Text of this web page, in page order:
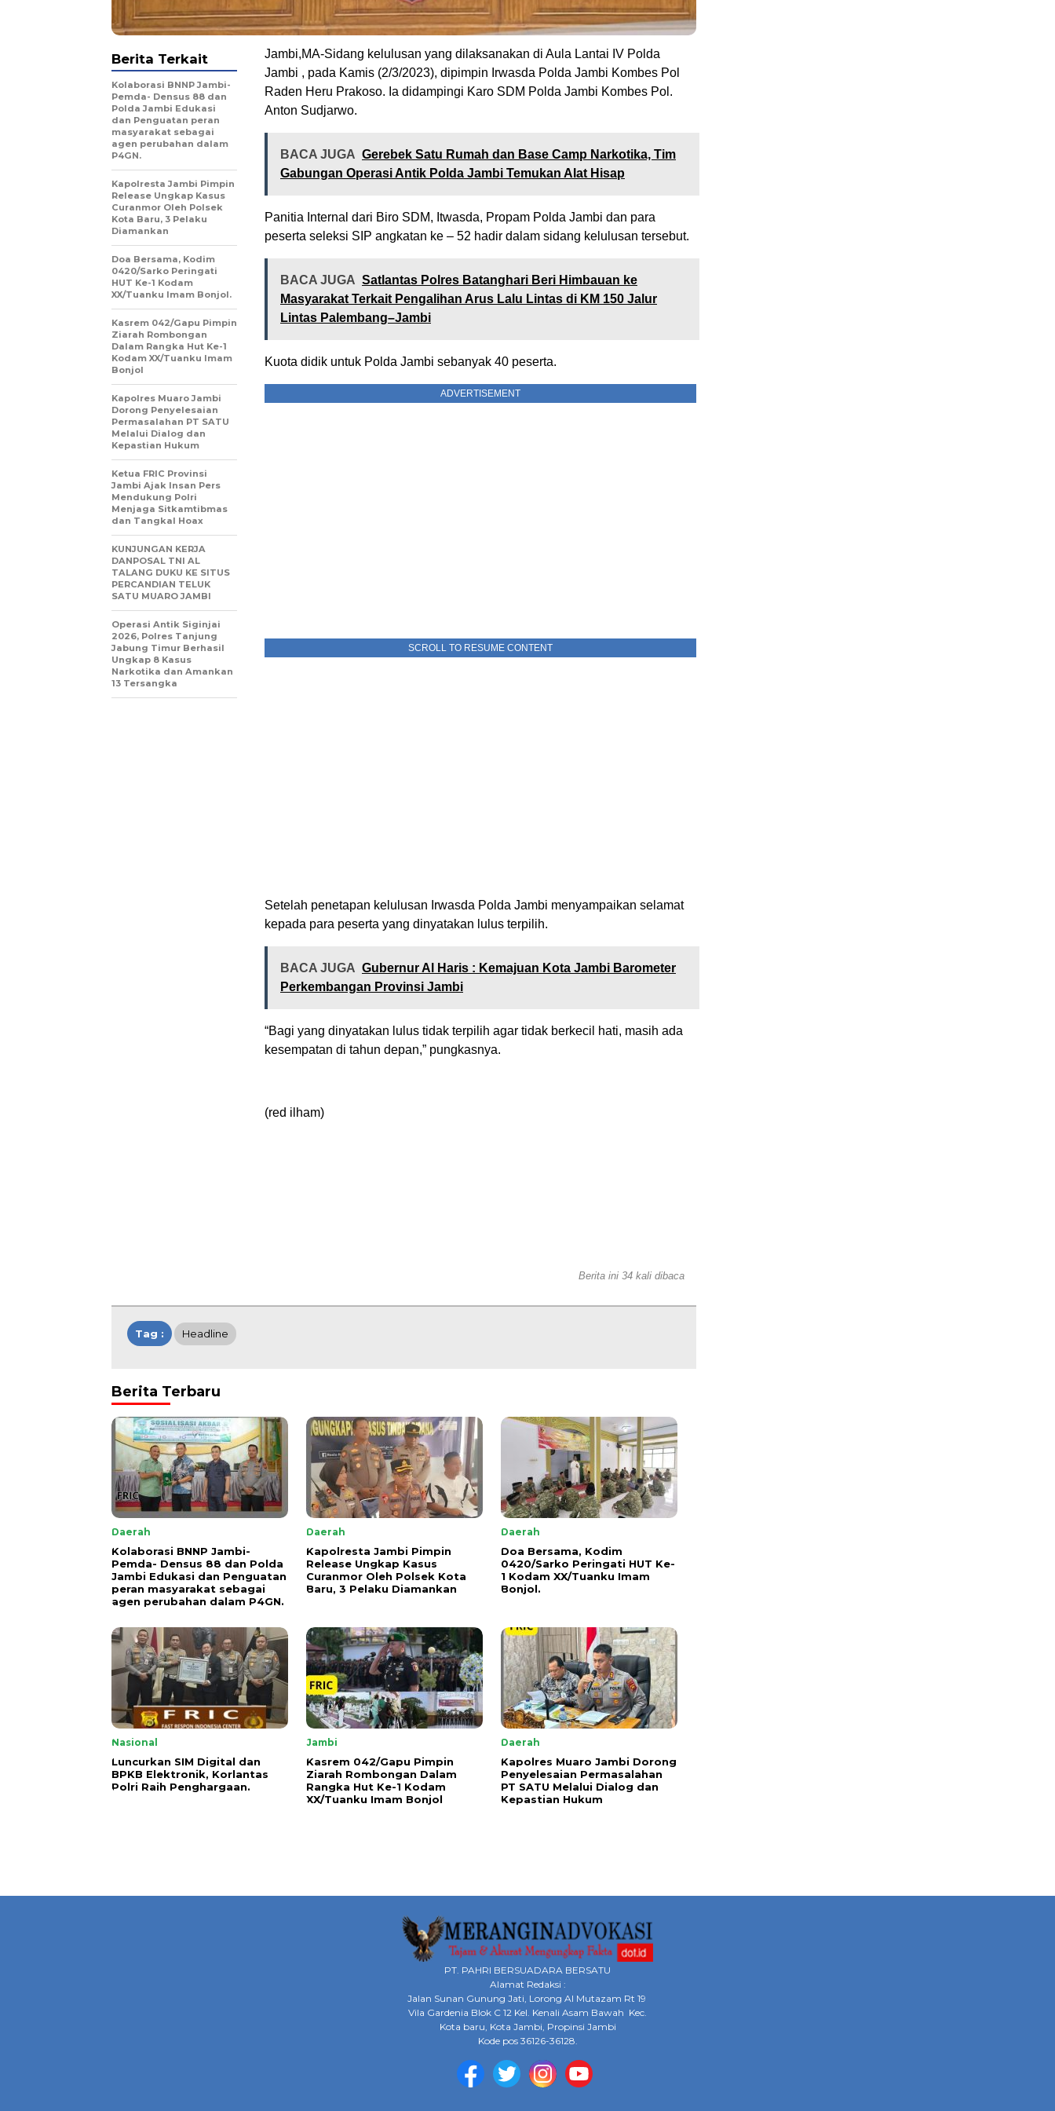
Jambi,MA-Sidang kelulusan yang dilaksanakan di Aula Lantai IV Polda
Jambi , pada Kamis (2/3/2023), dipimpin Irwasda Polda Jambi Kombes Pol
Raden Heru Prakoso. Ia didampingi Karo SDM Polda Jambi Kombes Pol.
Anton Sudjarwo.
BACA JUGA Gerebek Satu Rumah dan Base Camp Narkotika, Tim
Gabungan Operasi Antik Polda Jambi Temukan Alat Hisap
Panitia Internal dari Biro SDM, Itwasda, Propam Polda Jambi dan para
peserta seleksi SIP angkatan ke – 52 hadir dalam sidang kelulusan tersebut.
BACA JUGA Satlantas Polres Batanghari Beri Himbauan ke
Masyarakat Terkait Pengalihan Arus Lalu Lintas di KM 150 Jalur
Lintas Palembang–Jambi
Kuota didik untuk Polda Jambi sebanyak 40 peserta.
ADVERTISEMENT
SCROLL TO RESUME CONTENT
Setelah penetapan kelulusan Irwasda Polda Jambi menyampaikan selamat
kepada para peserta yang dinyatakan lulus terpilih.
BACA JUGA Gubernur Al Haris : Kemajuan Kota Jambi Barometer
Perkembangan Provinsi Jambi
“Bagi yang dinyatakan lulus tidak terpilih agar tidak berkecil hati, masih ada
kesempatan di tahun depan,” pungkasnya.
(red ilham)
Berita Terkait
Kolaborasi BNNP Jambi-
Pemda- Densus 88 dan
Polda Jambi Edukasi
dan Penguatan peran
masyarakat sebagai
agen perubahan dalam
P4GN.
Kapolresta Jambi Pimpin
Release Ungkap Kasus
Curanmor Oleh Polsek
Kota Baru, 3 Pelaku
Diamankan
Doa Bersama, Kodim
0420/Sarko Peringati
HUT Ke-1 Kodam
XX/Tuanku Imam Bonjol.
Kasrem 042/Gapu Pimpin
Ziarah Rombongan
Dalam Rangka Hut Ke-1
Kodam XX/Tuanku Imam
Bonjol
Kapolres Muaro Jambi
Dorong Penyelesaian
Permasalahan PT SATU
Melalui Dialog dan
Kepastian Hukum
Ketua FRIC Provinsi
Jambi Ajak Insan Pers
Mendukung Polri
Menjaga Sitkamtibmas
dan Tangkal Hoax
KUNJUNGAN KERJA
DANPOSAL TNI AL
TALANG DUKU KE SITUS
PERCANDIAN TELUK
SATU MUARO JAMBI
Operasi Antik Siginjai
2026, Polres Tanjung
Jabung Timur Berhasil
Ungkap 8 Kasus
Narkotika dan Amankan
13 Tersangka
Berita ini 34 kali dibaca
Tag : Headline
Berita Terbaru
Daerah
Kolaborasi BNNP Jambi-
Pemda- Densus 88 dan Polda
Jambi Edukasi dan Penguatan
peran masyarakat sebagai
agen perubahan dalam P4GN.
Daerah
Kapolresta Jambi Pimpin
Release Ungkap Kasus
Curanmor Oleh Polsek Kota
Baru, 3 Pelaku Diamankan
Daerah
Doa Bersama, Kodim
0420/Sarko Peringati HUT Ke-
1 Kodam XX/Tuanku Imam
Bonjol.
Nasional
Luncurkan SIM Digital dan
BPKB Elektronik, Korlantas
Polri Raih Penghargaan.
Jambi
Kasrem 042/Gapu Pimpin
Ziarah Rombongan Dalam
Rangka Hut Ke-1 Kodam
XX/Tuanku Imam Bonjol
Daerah
Kapolres Muaro Jambi Dorong
Penyelesaian Permasalahan
PT SATU Melalui Dialog dan
Kepastian Hukum
PT. PAHRI BERSUADARA BERSATU
Alamat Redaksi :
Jalan Sunan Gunung Jati, Lorong Al Mutazam Rt 19
Vila Gardenia Blok C 12 Kel. Kenali Asam Bawah Kec.
Kota baru, Kota Jambi, Propinsi Jambi
Kode pos 36126-36128.